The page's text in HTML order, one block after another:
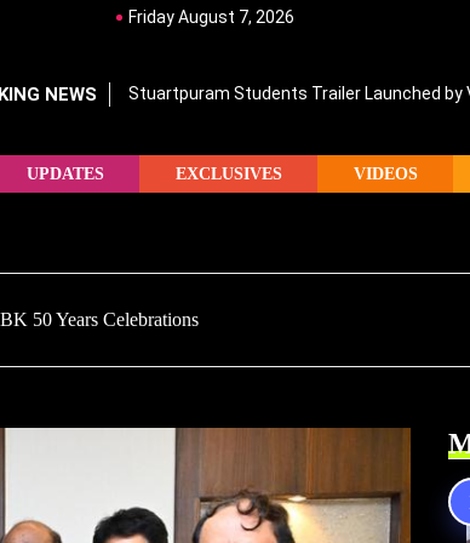
Friday August 7, 2026
NEWS Stuartpuram Students Trailer Launched by
UPDATES EXCLUSIVES VIDEOS
50 Years Celebrations